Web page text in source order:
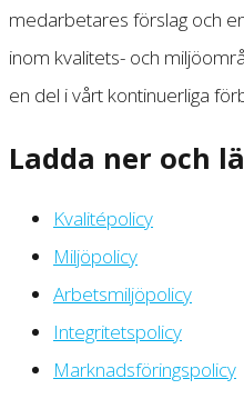
medarbetares förslag och
inom kvalitets- och
en del i vårt kontinuerliga
Ladda ner och
Kvalitépolicy
Miljöpolicy
Arbetsmiljöpolicy
Integritetspolicy
Marknadsföringspolicy